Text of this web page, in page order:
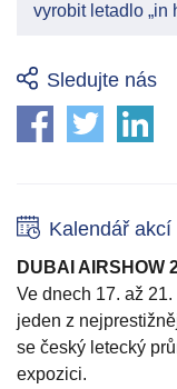
vyrobit letadlo „in
Sledujte nás
Kalendář akcí
DUBAI AIRSHOW
Ve dnech 17. až
jeden z
se český letecký
expozici.